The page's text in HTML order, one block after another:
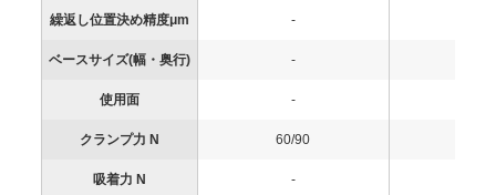
繰返し位置決め精度μm -
ベースサイズ(幅・奥行) -
使用面 -
クランプ力 N 60/90
吸着力 N -